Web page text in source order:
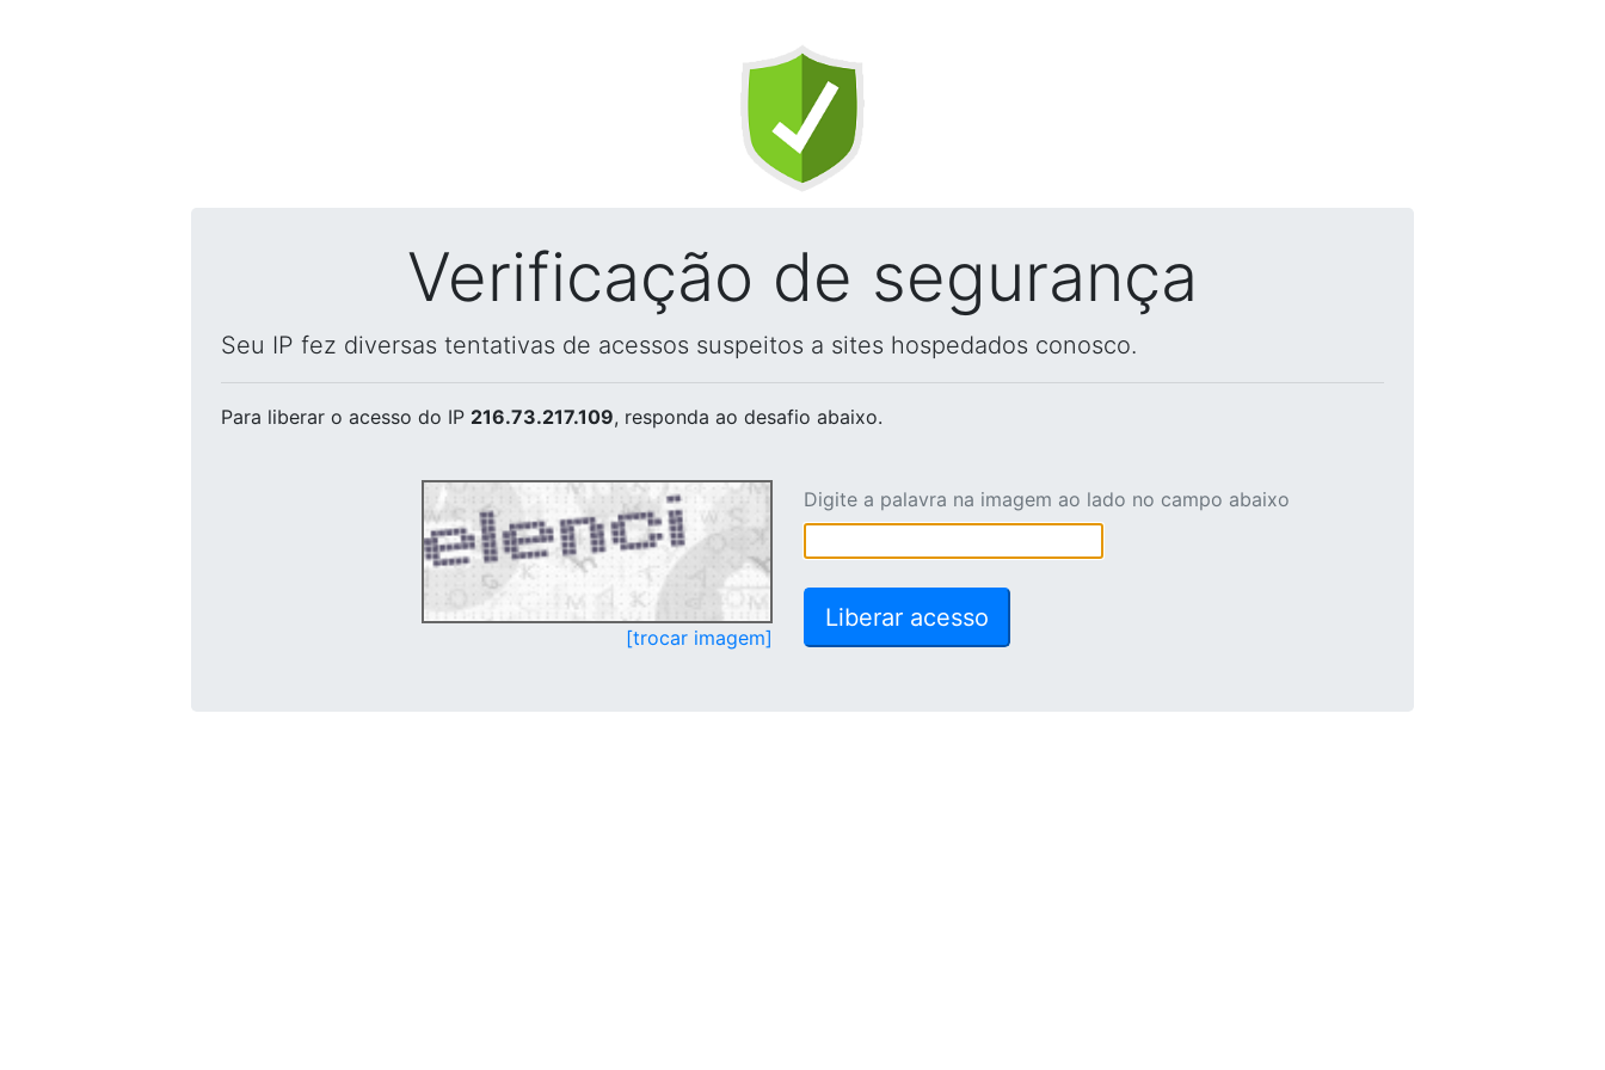
Verificação de segurança
Seu IP fez diversas tentativas de acessos suspeitos a sites hospedados conosco.
Para liberar o acesso do IP 216.73.217.109, responda ao desafio abaixo.
[trocar imagem]
Digite a palavra na imagem ao lado no campo abaixo